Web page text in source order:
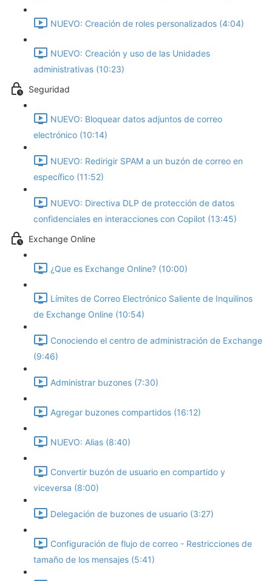
NUEVO: Creación de roles personalizados (4:04)
NUEVO: Creación y uso de las Unidades
administrativas (10:23)
Seguridad
NUEVO: Bloquear datos adjuntos de correo
electrónico (10:14)
NUEVO: Redirigir SPAM a un buzón de correo en
específico (11:52)
NUEVO: Directiva DLP de protección de datos
confidenciales en interacciones con Copilot (13:45)
Exchange Online
¿Que es Exchange Online? (10:00)
Límites de Correo Electrónico Saliente de Inquilinos
de Exchange Online (10:54)
Conociendo el centro de administración de Exchange
(9:46)
Administrar buzones (7:30)
Agregar buzones compartidos (16:12)
NUEVO: Alias (8:40)
Convertir buzón de usuario en compartido y
viceversa (8:00)
Delegación de buzones de usuario (3:27)
Configuración de flujo de correo - Restricciones de
tamaño de los mensajes (5:41)